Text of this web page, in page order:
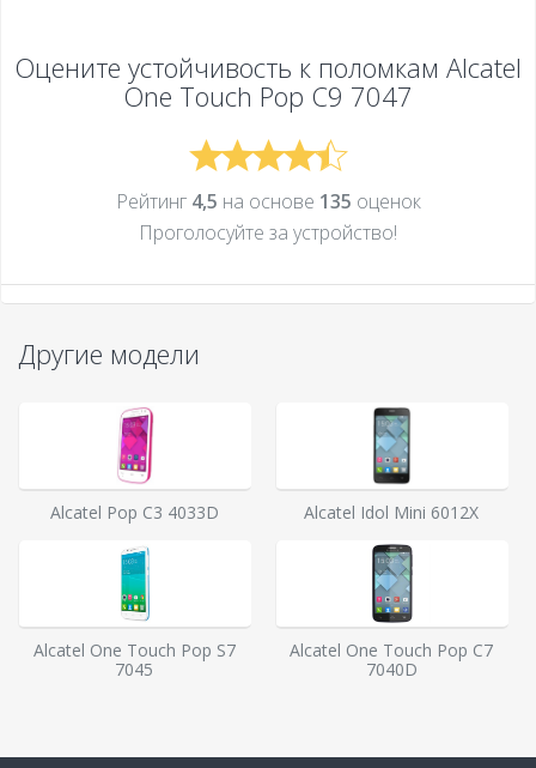
Оцените устойчивость к поломкам Alcatel
One Touch Pop C9 7047
Рейтинг 4,5 на основе 135 оценок
Проголосуйте за устройcтво!
Другие модели
Alcatel Pop C3 4033D Alcatel Idol Mini 6012X
Alcatel One Touch Pop S7
7045
Alcatel One Touch Pop C7
7040D